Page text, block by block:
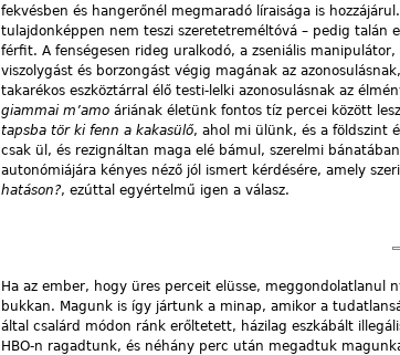
fekvésben és hangerőnél megmaradó líraisága is
tulajdonképpen nem teszi szeretetreméltóvá – pedig talán
férfit. A fenségesen rideg uralkodó, a zseniális
viszolygást és borzongást végig magának az
takarékos eszköztárral élő testi-lelki azonosulásnak az
giammai m’amo áriának életünk fontos tíz percei között
tapsba tör ki fenn a kakasülő, ahol mi ülünk, és a földszint
csak ül, és rezignáltan maga elé bámul, szerelmi
autonómiájára kényes néző jól ismert kérdésére, amely
hatáson?, ezúttal egyértelmű igen a válasz.
Ha az ember, hogy üres perceit elüsse,
bukkan. Magunk is így jártunk a minap, amikor a
által csalárd módon ránk erőltetett, házilag eszkábált
HBO-n ragadtunk, és néhány perc után megadtuk